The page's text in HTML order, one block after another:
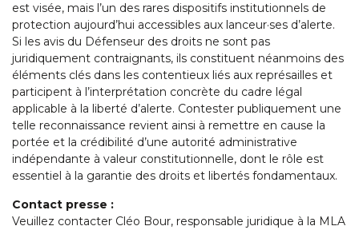
est visée, mais l’un des rares dispositifs institutionnels de
protection aujourd’hui accessibles aux lanceur·ses d’alerte.
Si les avis du Défenseur des droits ne sont pas
juridiquement contraignants, ils constituent néanmoins des
éléments clés dans les contentieux liés aux représailles et
participent à l’interprétation concrète du cadre légal
applicable à la liberté d’alerte. Contester publiquement une
telle reconnaissance revient ainsi à remettre en cause la
portée et la crédibilité d’une autorité administrative
indépendante à valeur constitutionnelle, dont le rôle est
essentiel à la garantie des droits et libertés fondamentaux.
Contact presse :
Veuillez contacter Cléo Bour, responsable juridique à la MLA